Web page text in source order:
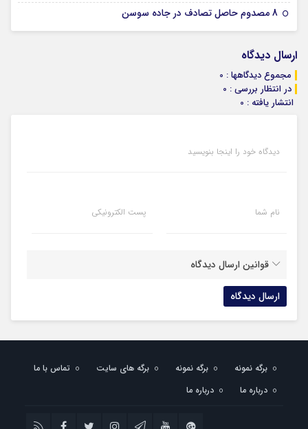
8 مصدوم حاصل تصادف در جاده سوسن
ارسال دیدگاه
مجموع دیدگاهها : 0
در انتظار بررسی : 0
انتشار یافته : 0
دیدگاه خود را اینجا بنویسید
نام شما پست الکترونیکی
قوانین ارسال دیدگاه
برگه نمونه برگه نمونه برگه های سایت
تماس با ما
درباره ما
درباره ما